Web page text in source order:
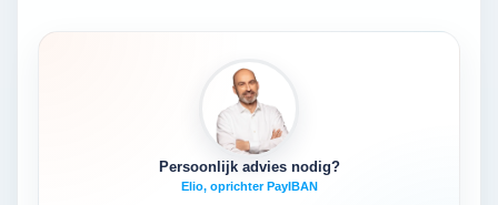
Persoonlijk advies nodig?
Elio, oprichter PayIBAN